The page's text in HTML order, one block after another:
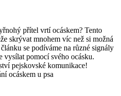
přítel vrtí ocáskem? Tento
skrývat mnohem víc než si možná
se podíváme na různé signály
vysílat pomocí svého ocásku.
pejskovské komunikace!